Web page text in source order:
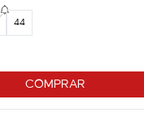
COMPRAR
44